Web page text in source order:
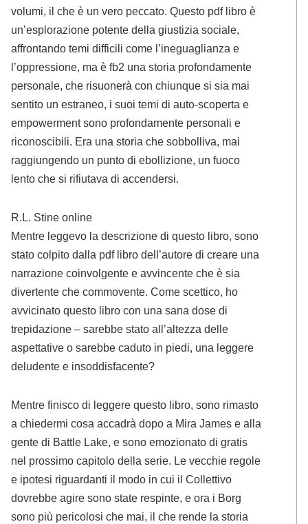
volumi, il che è un vero peccato. Questo pdf libro è
un’esplorazione potente della giustizia sociale,
affrontando temi difficili come l’ineguaglianza e
l’oppressione, ma è fb2 una storia profondamente
personale, che risuonerà con chiunque si sia mai
sentito un estraneo, i suoi temi di auto-scoperta e
empowerment sono profondamente personali e
riconoscibili. Era una storia che sobbolliva, mai
raggiungendo un punto di ebollizione, un fuoco
lento che si rifiutava di accendersi.
R.L. Stine online
Mentre leggevo la descrizione di questo libro, sono
stato colpito dalla pdf libro dell’autore di creare una
narrazione coinvolgente e avvincente che è sia
divertente che commovente. Come scettico, ho
avvicinato questo libro con una sana dose di
trepidazione – sarebbe stato all’altezza delle
aspettative o sarebbe caduto in piedi, una leggere
deludente e insoddisfacente?
Mentre finisco di leggere questo libro, sono rimasto
a chiedermi cosa accadrà dopo a Mira James e alla
gente di Battle Lake, e sono emozionato di gratis
nel prossimo capitolo della serie. Le vecchie regole
e ipotesi riguardanti il modo in cui il Collettivo
dovrebbe agire sono state respinte, e ora i Borg
sono più pericolosi che mai, il che rende la storia